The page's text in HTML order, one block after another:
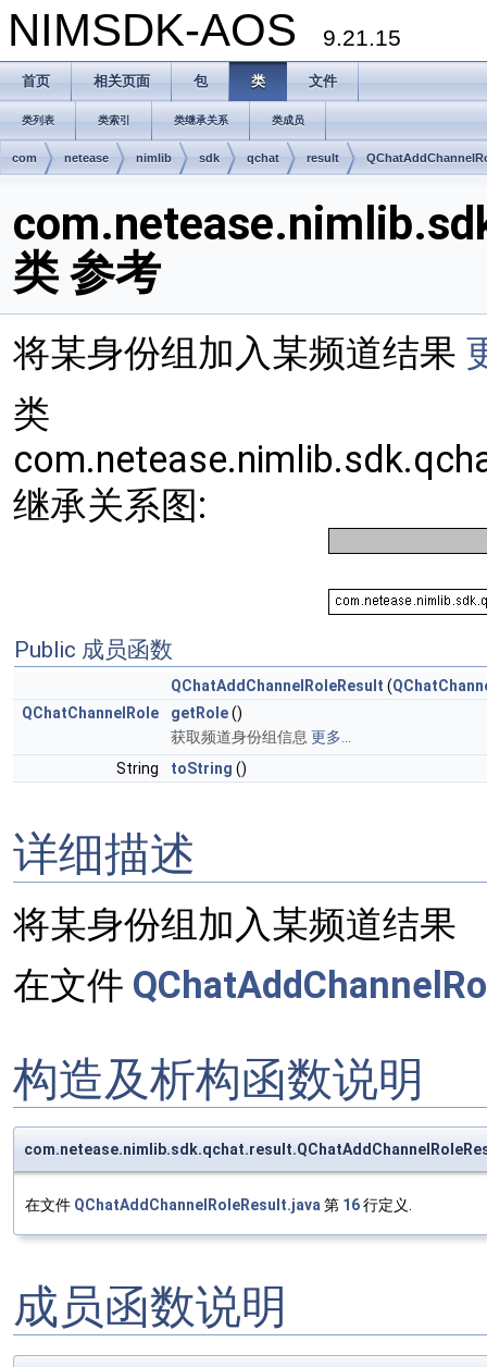
NIMSDK-AOS 9.21.15
首页 相关页面 包 类 文件
类列表 类索引 类继承关系 类成员
com netease nimlib sdk qchat result
类 参考
将某身份组加入某频道结果
类
继承关系图:
Public 成员函数
QChatAddChannelRoleResult (
QChatChannelRole
getRole()
获取频道身份组信息 更多...
String
toString ()
详细描述
将某身份组加入某频道结果
在文件
构造及析构函数说明
在文件 QChatAddChannelRoleResult.java第 16行定义.
成员函数说明